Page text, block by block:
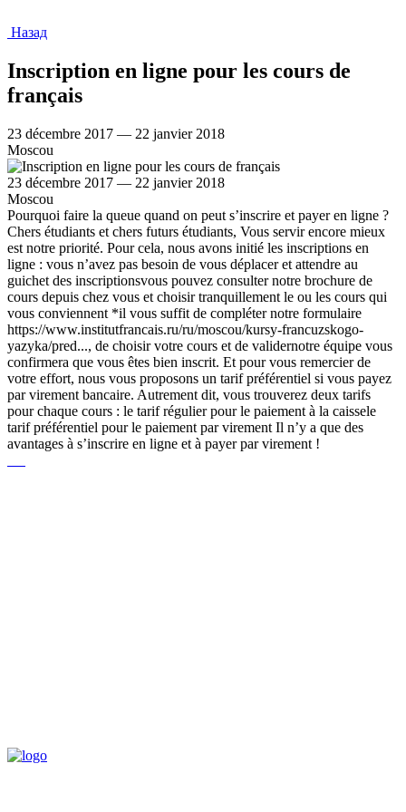
Назад
Inscription en ligne pour les cours de
français
23 décembre 2017 — 22 janvier 2018
Moscou
23 décembre 2017 — 22 janvier 2018
Moscou
Pourquoi faire la queue quand on peut s’inscrire et payer en ligne ?
Chers étudiants et chers futurs étudiants, Vous servir encore mieux
est notre priorité. Pour cela, nous avons initié les inscriptions en
ligne : vous n’avez pas besoin de vous déplacer et attendre au
guichet des inscriptionsvous pouvez consulter notre brochure de
cours depuis chez vous et choisir tranquillement le ou les cours qui
vous conviennent *il vous suffit de compléter notre formulaire
https://www.institutfrancais.ru/ru/moscou/kursy-francuzskogo-
yazyka/pred..., de choisir votre cours et de validernotre équipe vous
confirmera que vous êtes bien inscrit. Et pour vous remercier de
votre effort, nous vous proposons un tarif préférentiel si vous payez
par virement bancaire. Autrement dit, vous trouverez deux tarifs
pour chaque cours : le tarif régulier pour le paiement à la caissele
tarif préférentiel pour le paiement par virement Il n’y a que des
avantages à s’inscrire en ligne et à payer par virement !